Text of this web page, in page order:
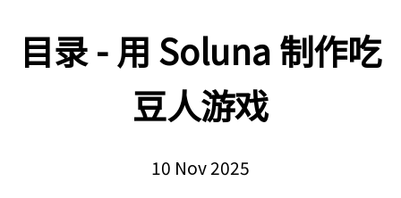
目录 - 用 Soluna 制作吃
豆人游戏
10 Nov 2025